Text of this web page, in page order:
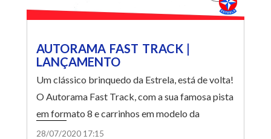
AUTORAMA FAST TRACK |
LANÇAMENTO
Um clássico brinquedo da Estrela, está de volta!
O Autorama Fast Track, com a sua famosa pista
em formato 8 e carrinhos em modelo da
Fórmula 1.
28/07/2020 17:15